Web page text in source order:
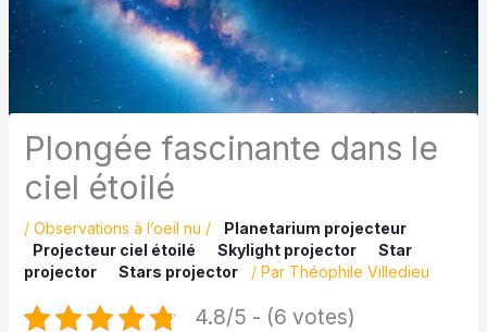
Plongée fascinante dans le
ciel étoilé
/ Observations à l’oeil nu /
Planetarium projecteur
Projecteur ciel étoilé
Skylight projector
Star
projector
Stars projector / Par Théophile Villedieu
4.8/5 - (6 votes)